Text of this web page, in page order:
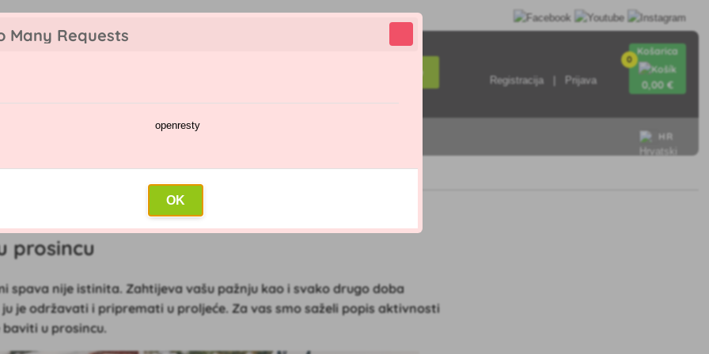
Many Requests
openresty
OK
Pretraživanje
Registracija Prijava
0
Košarica
0,00 €
HR
prosincu
spava nije istinita. Zahtijeva vašu pažnju kao i svako drugo doba
je održavati i pripremati u proljeće. Za vas smo saželi popis aktivnosti
u prosincu.